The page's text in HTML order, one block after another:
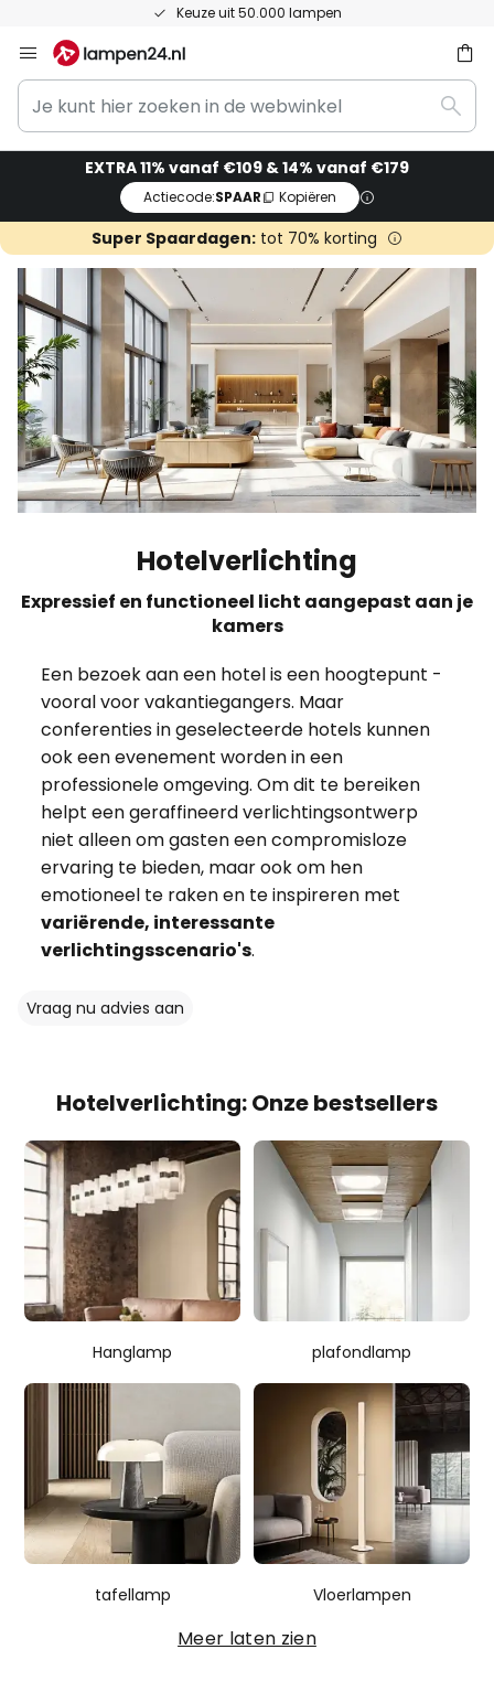
50 dagen bedenktijd
naar
de
inhoud
Je
kunt
hier
de
webwinkel
EXTRA 11% vanaf €109 & 14% vanaf €179
Actiecode:SPAAR Kopiëren
Super Spaardagen: tot 70% korting
Hotelverlichting
Expressief en functioneel licht aangepast aan je
kamers
Een bezoek aan een hotel is een hoogtepunt -
vooral voor vakantiegangers. Maar
conferenties in geselecteerde hotels kunnen
ook een evenement worden in een
professionele omgeving. Om dit te bereiken
helpt een geraffineerd verlichtingsontwerp
niet alleen om gasten een compromisloze
ervaring te bieden, maar ook om hen
emotioneel te raken en te inspireren met
variërende, interessante
verlichtingsscenario's.
Vraag nu advies aan
Hotelverlichting: Onze bestsellers
Hanglamp plafondlamp
tafellamp Vloerlampen
Meer laten zien